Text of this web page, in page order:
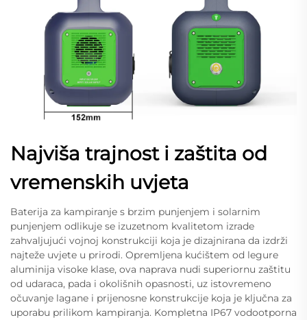
Najviša trajnost i zaštita od
vremenskih uvjeta
Baterija za kampiranje s brzim punjenjem i solarnim
punjenjem odlikuje se izuzetnom kvalitetom izrade
zahvaljujući vojnoj konstrukciji koja je dizajnirana da izdrži
najteže uvjete u prirodi. Opremljena kućištem od legure
aluminija visoke klase, ova naprava nudi superiornu zaštitu
od udaraca, pada i okolišnih opasnosti, uz istovremeno
očuvanje lagane i prijenosne konstrukcije koja je ključna za
uporabu prilikom kampiranja. Kompletna IP67 vodootporna